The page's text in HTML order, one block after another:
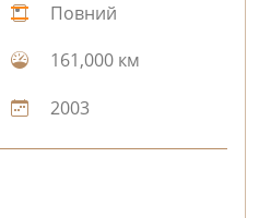
Повний
161,000 км
2003